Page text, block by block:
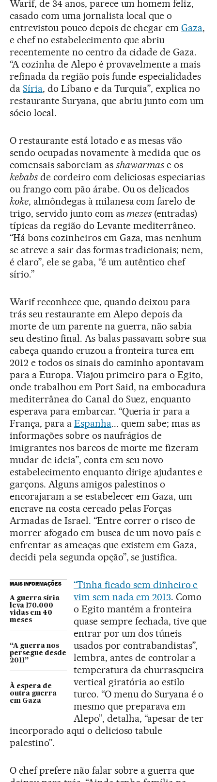
Warif, de 34 anos, parece um homem feliz,
casado com uma jornalista local que o
entrevistou pouco depois de chegar emGaza,
e chef no estabelecimento que abriu
recentemente no centro da cidade de Gaza.
“A cozinha de Alepo é provavelmente a mais
refinada da região pois funde especialidades
da Síria, do Líbano e da Turquia”, explica no
restaurante Suryana, que abriu junto com um
sócio local.
O restaurante está lotado e as mesas vão
sendo ocupadas novamente à medida que os
comensais saboreiam as shawarmas e os
kebabsde cordeiro com deliciosas especiarias
ou frango com pão árabe. Ou os delicados
koke, almôndegas à milanesa com farelo de
trigo, servido junto com as mezes (entradas)
típicas da região do Levante mediterrâneo.
“Há bons cozinheiros em Gaza, mas nenhum
se atreve a sair das formas tradicionais; nem,
é claro”, ele se gaba, “é um autêntico chef
sírio.”
Warif reconhece que, quando deixou para
trás seu restaurante em Alepo depois da
morte de um parente na guerra, não sabia
seu destino final. As balas passavam sobre sua
cabeça quando cruzou a fronteira turca em
2012 e todos os sinais do caminho apontavam
para a Europa. Viajou primeiro para o Egito,
onde trabalhou em Port Said, na embocadura
mediterrânea do Canal do Suez, enquanto
esperava para embarcar. “Queria ir para a
França, para a Espanha... quem sabe; mas as
informações sobre os naufrágios de
imigrantes nos barcos de morte me fizeram
mudar de ideia”, conta em seu novo
estabelecimento enquanto dirige ajudantes e
garçons. Alguns amigos palestinos o
encorajaram a se estabelecer em Gaza, um
encrave na costa cercado pelas Forças
Armadas de Israel. “Entre correr o risco de
morrer afogado em busca de um novo país e
enfrentar as ameaças que existem em Gaza,
decidi pela segunda opção”, se justifica.
MAIS INFORMAÇÕES
A guerra síria
leva 170.000
vidas em 40
meses
“A guerra nos
persegue desde
2011”
À espera de
outra guerra
em Gaza
“Tinha ficado sem dinheiro e
vim sem nada em 2013. Como
o Egito mantém a fronteira
quase sempre fechada, tive que
entrar por um dos túneis
usados por contrabandistas”,
lembra, antes de controlar a
temperatura da churrasqueira
vertical giratória ao estilo
turco. “O menu do Suryana é o
mesmo que preparava em
Alepo”, detalha, “apesar de ter
incorporado aqui o delicioso tabule
palestino”.
O chef prefere não falar sobre a guerra que